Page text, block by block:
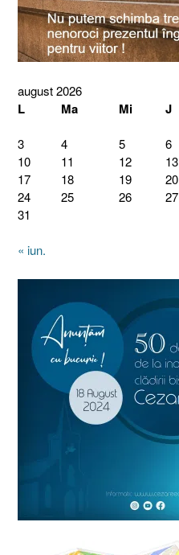
august 2026
L Ma Mi J
3
4 5 6
10
11 12 13
17
18 19 20
24
25 26 27
31
« iun.